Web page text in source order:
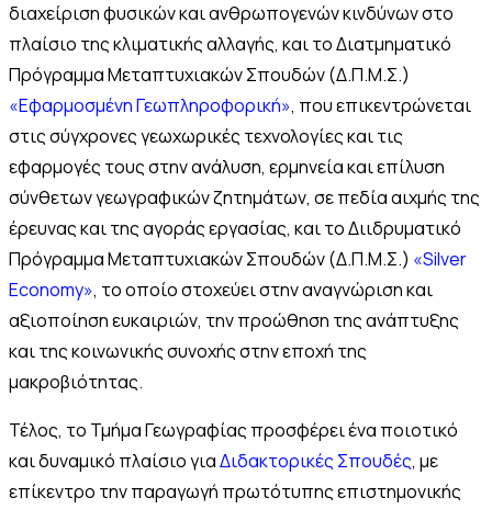
διαχείριση φυσικών και ανθρωπογενών κινδύνων στο
πλαίσιο της κλιματικής αλλαγής, και το Διατμηματικό
Πρόγραμμα Μεταπτυχιακών Σπουδών (Δ.Π.Μ.Σ.)
«Εφαρμοσμένη Γεωπληροφορική», που επικεντρώνεται
στις σύγχρονες γεωχωρικές τεχνολογίες και τις
εφαρμογές τους στην ανάλυση, ερμηνεία και επίλυση
σύνθετων γεωγραφικών ζητημάτων, σε πεδία αιχμής της
έρευνας και της αγοράς εργασίας, και το Διιδρυματικό
Πρόγραμμα Μεταπτυχιακών Σπουδών (Δ.Π.Μ.Σ.) «Silver
Economy», το οποίο στοχεύει στην αναγνώριση και
αξιοποίηση ευκαιριών, την προώθηση της ανάπτυξης
και της κοινωνικής συνοχής στην εποχή της
μακροβιότητας.
Τέλος, το Τμήμα Γεωγραφίας προσφέρει ένα ποιοτικό
και δυναμικό πλαίσιο γιαΔιδακτορικές Σπουδές, με
επίκεντρο την παραγωγή πρωτότυπης επιστημονικής